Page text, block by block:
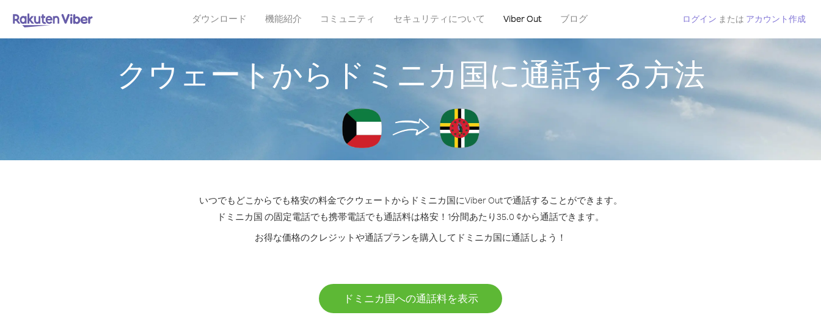
ダウンロード 機能紹介 コミュニティ セキュリティについて Viber Out ブログ ログイン または アカウント作成
クウェートからドミニカ国に通話する方法
いつでもどこからでも格安の料金でクウェートからドミニカ国にViber Outで通話することができます。
ドミニカ国 の固定電話でも携帯電話でも通話料は格安！1分間あたり35.0 ¢から通話できます。
お得な価格のクレジットや通話プランを購入してドミニカ国に通話しよう！
ドミニカ国への通話料を表示